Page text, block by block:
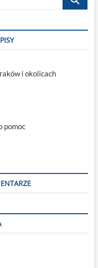
i okolicach
pomoc